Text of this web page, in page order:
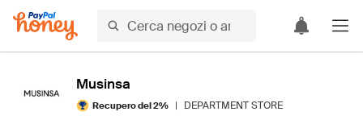
Musinsa
Recupero del 2% | DEPARTMENT STORE